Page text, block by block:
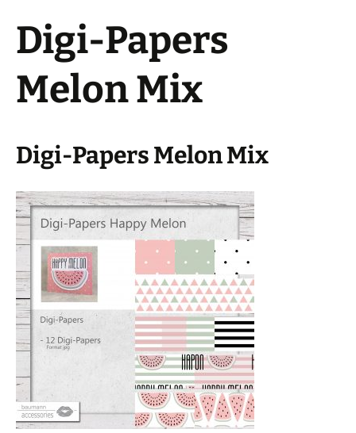
Digi-Papers
Melon Mix
Digi-Papers Melon Mix